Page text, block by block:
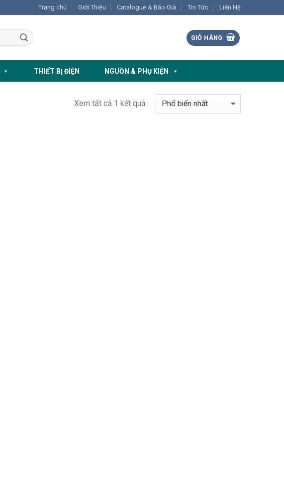
Trang chủ Giới Thiệu Catalogue & Báo Giá Tin Tức Liên Hệ
GIỎ HÀNG
THIẾT BỊ ĐIỆN NGUỒN & PHỤ KIỆN
Xem tất cả 1 kết quả